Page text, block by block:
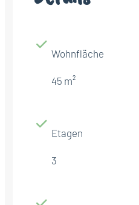
Wohnfläche
45 m²
Etagen
3